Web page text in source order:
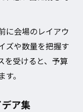
に会場のレイアウ
ズや数量を把握す
を受けると、予算
。
ア集